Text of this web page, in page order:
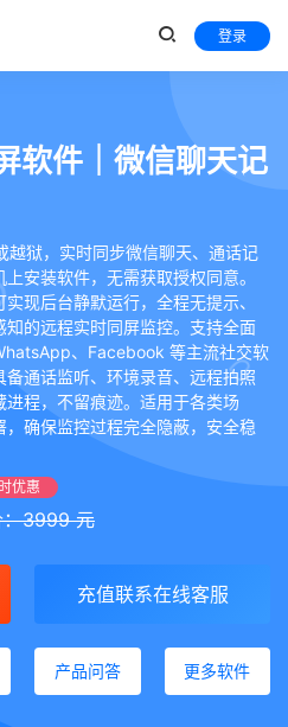
登录
软件｜微信聊天记
越狱，实时同步微信聊天、通话记
安装软件，无需获取授权同意。
现后台静默运行，全程无提示、
的远程实时同屏监控。支持全面
、Facebook 等主流社交软
通话监听、环境录音、远程拍照
程，不留痕迹。适用于各类场
确保监控过程完全隐蔽，安全稳
优惠
：3999 元
充值联系在线客服
产品问答 更多软件